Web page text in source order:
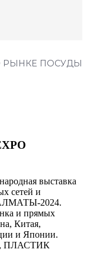
ПОСУДЫ
выставка
сетей и
АЛМАТЫ-2024.
и прямых
Китая,
и Японии.
ПЛАСТИК